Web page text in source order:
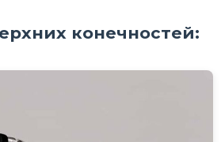
конечностей: